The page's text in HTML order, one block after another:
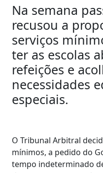
Na semana
recusou a
serviços
ter as escolas
refeições e
necessidades
especiais.
O Tribunal Arbitral
mínimos, a pedido do
tempo indeterminado